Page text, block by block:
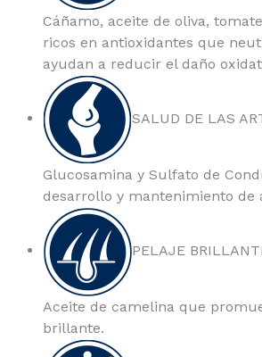
Cáñamo, aceite de oliva,
ricos en antioxidantes que
ayudan a reducir el daño
SALUD DE LAS
Glucosamina y Sulfato de
desarrollo y mantenimiento de
PELAJE
Aceite de camelina que
brillante.